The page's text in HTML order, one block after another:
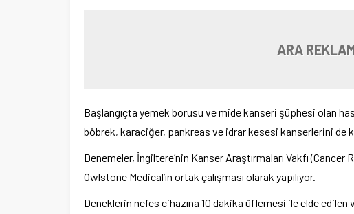
ARA
Başlangıçta yemek borusu ve mide kanseri şüphesi olan
böbrek, karaciğer, pankreas ve idrar kesesi kanserlerini de
Denemeler, İngiltere’nin Kanser Araştırmaları Vakfı
Owlstone Medical’ın ortak çalışması olarak yapılıyor.
Deneklerin nefes cihazına 10 dakika üflemesi ile elde edilen